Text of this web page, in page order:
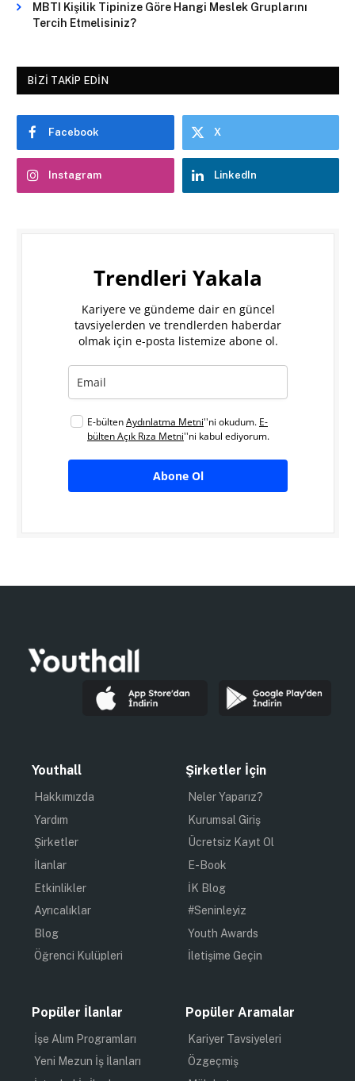
MBTI Kişilik Tipinize Göre Hangi Meslek Gruplarını
Tercih Etmelisiniz?
BIZI TAKIP EDIN
Facebook X
Instagram LinkedIn
Trendleri Yakala
Kariyere ve gündeme dair en güncel
tavsiyelerden ve trendlerden haberdar
olmak için e-posta listemize abone ol.
E-bültenAydınlatma Metni''ni okudum. E-
bülten Açık Rıza Metni''ni kabul ediyorum.
Abone Ol
Youthall
Hakkımızda
Yardım
Şirketler
İlanlar
Etkinlikler
Ayrıcalıklar
Blog
Öğrenci Kulüpleri
Şirketler İçin
Neler Yaparız?
Kurumsal Giriş
Ücretsiz Kayıt Ol
E-Book
İK Blog
#Seninleyiz
Youth Awards
İletişime Geçin
Popüler İlanlar
İşe Alım Programları
Yeni Mezun İş İlanları
Popüler Aramalar
Kariyer Tavsiyeleri
Özgeçmiş